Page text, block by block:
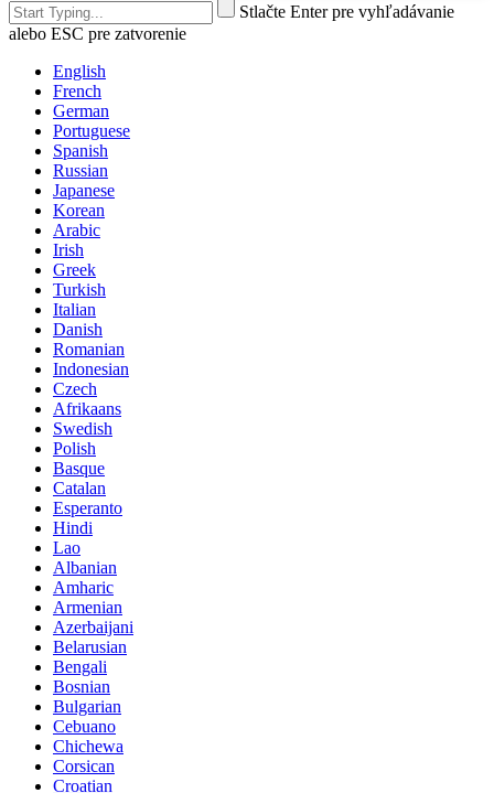
Stlačte Enter pre vyhľadávanie
alebo ESC pre zatvorenie
English
French
German
Portuguese
Spanish
Russian
Japanese
Korean
Arabic
Irish
Greek
Turkish
Italian
Danish
Romanian
Indonesian
Czech
Afrikaans
Swedish
Polish
Basque
Catalan
Esperanto
Hindi
Lao
Albanian
Amharic
Armenian
Azerbaijani
Belarusian
Bengali
Bosnian
Bulgarian
Cebuano
Chichewa
Corsican
Croatian